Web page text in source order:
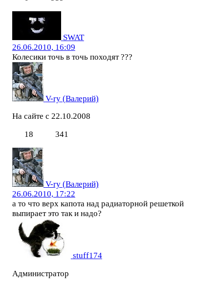
SWAT
26.06.2010, 16:09
Колесики точь в точь походят ???
V-ry (Валерий)
На сайте с 22.10.2008
18
341
V-ry (Валерий)
26.06.2010, 17:22
а то что верх капота над радиаторной решеткой
выпирает это так и надо?
stuff174
Администратор